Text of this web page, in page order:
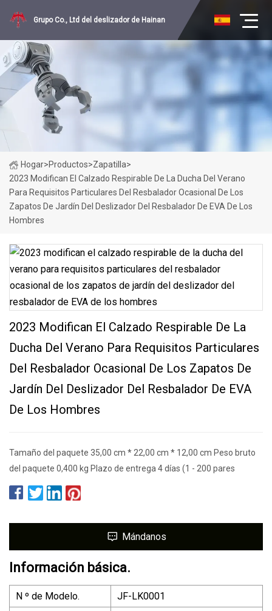
Grupo Co., Ltd del deslizador de Hainan
Hogar>Productos>Zapatilla>
2023 Modifican El Calzado Respirable De La Ducha Del Verano
Para Requisitos Particulares Del Resbalador Ocasional De Los
Zapatos De Jardín Del Deslizador Del Resbalador De EVA De Los
Hombres
2023 Modifican El Calzado Respirable De La
Ducha Del Verano Para Requisitos Particulares
Del Resbalador Ocasional De Los Zapatos De
Jardín Del Deslizador Del Resbalador De EVA
De Los Hombres
Tamaño del paquete 35,00 cm * 22,00 cm * 12,00 cm Peso bruto
del paquete 0,400 kg Plazo de entrega 4 días (1 - 200 pares
Mándanos
Información básica.
N º de Modelo.
JF-LK0001